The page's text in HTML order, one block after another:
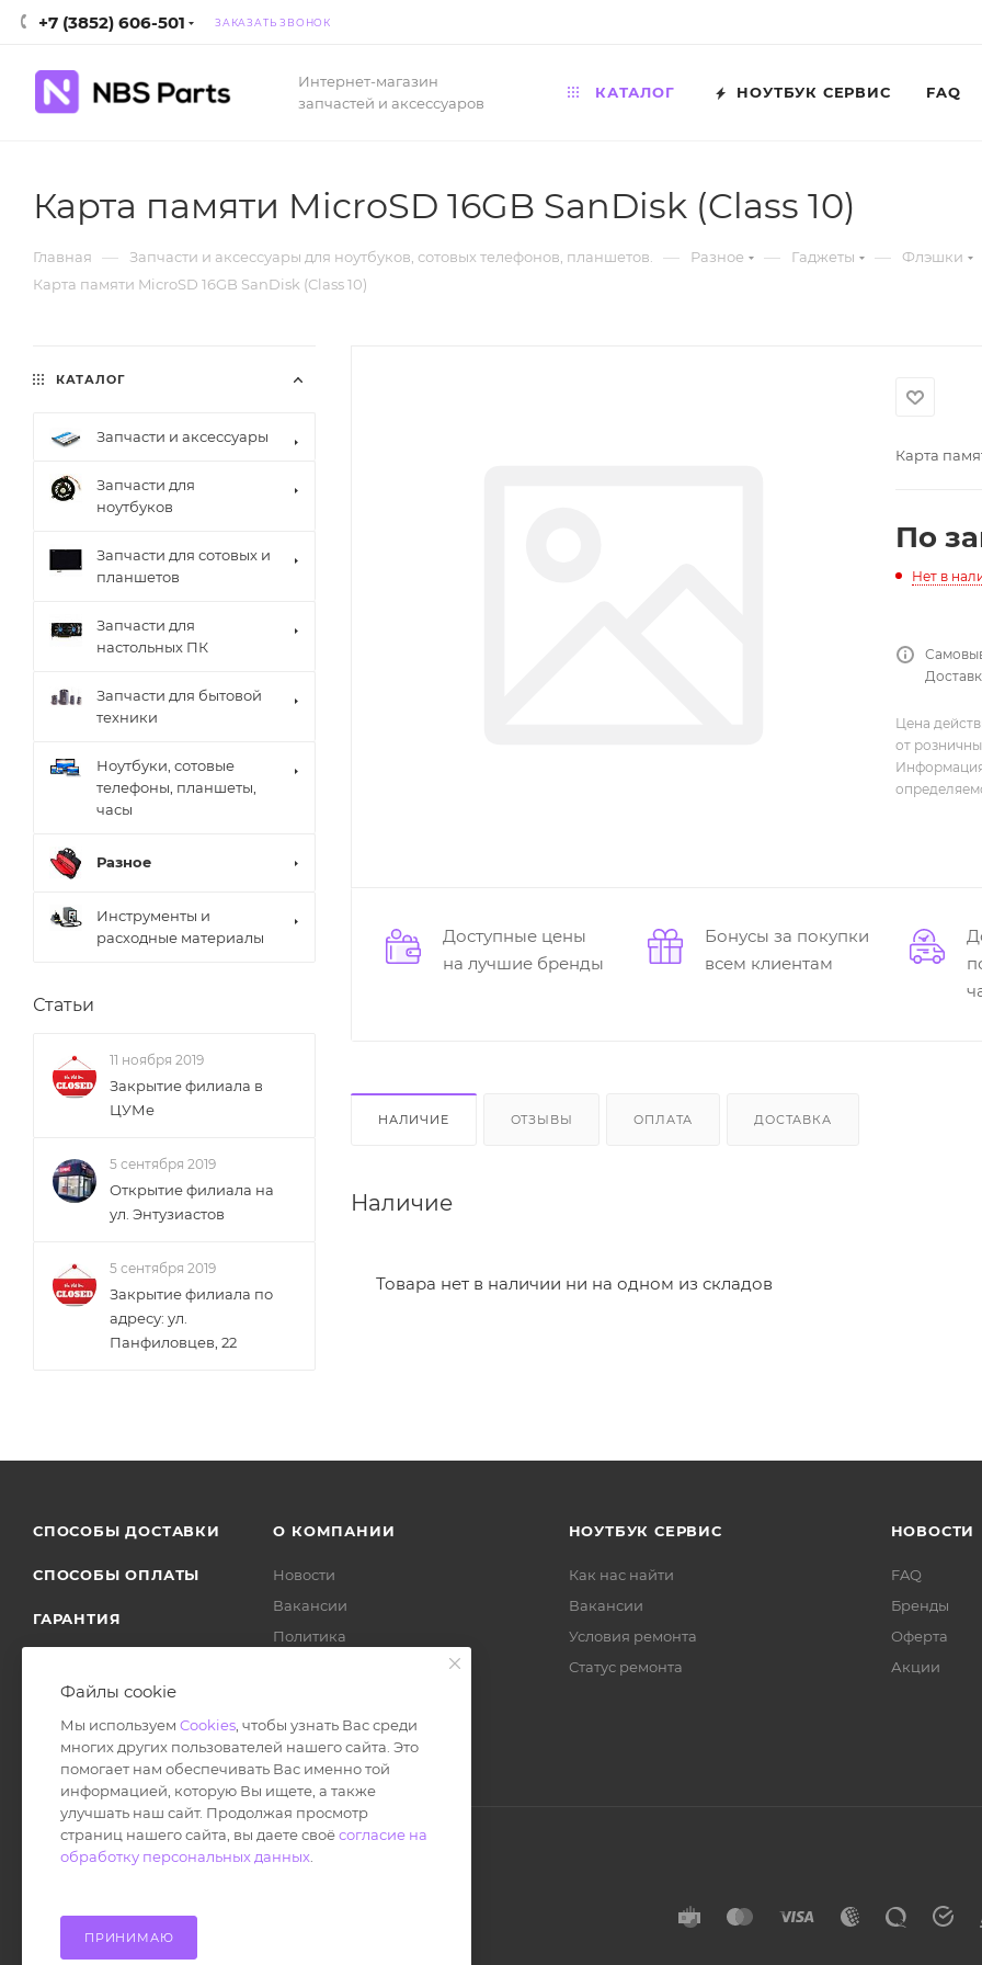
+7 (3852) 606-501 ЗАКАЗАТЬ ЗВОНОК
Интернет-магазин
запчастей и аксессуаров
КАТАЛОГ НОУТБУК СЕРВИС FAQ
Карта памяти MicroSD 16GB SanDisk (Class 10)
Главная — Запчасти и аксессуары для ноутбуков, сотовых телефонов, планшетов. — Разное — Гаджеты — Флэшки
Карта памяти MicroSD 16GB SanDisk (Class 10)
Карта
По
Нет в
Цена
от
Доступные цены
на лучшие бренды
Бонусы за покупки
всем клиентам
НАЛИЧИЕ ОТЗЫВЫ ОПЛАТА ДОСТАВКА
Наличие
Товара нет в наличии ни на одном из складов
КАТАЛОГ
Запчасти и аксессуары
Запчасти для
ноутбуков
Запчасти для сотовых и
планшетов
Запчасти для
настольных ПК
Запчасти для бытовой
техники
Ноутбуки, сотовые
телефоны, планшеты,
часы
Разное
Инструменты и
расходные материалы
Статьи
11 ноября 2019
Закрытие филиала в
ЦУМе
5 сентября 2019
Открытие филиала на
ул. Энтузиастов
5 сентября 2019
Закрытие филиала по
адресу: ул.
Панфиловцев, 22
СПОСОБЫ ДОСТАВКИ
СПОСОБЫ ОПЛАТЫ
ГАРАНТИЯ
О КОМПАНИИ
Новости
Вакансии
Политика
НОУТБУК СЕРВИС
Как нас найти
Вакансии
Условия ремонта
Статус ремонта
НОВОСТИ
FAQ
Бренды
Оферта
Акции
Файлы cookie
Мы используем Cookies , чтобы узнать Вас среди
многих других пользователей нашего сайта. Это
помогает нам обеспечивать Вас именно той
информацией, которую Вы ищете, а также
улучшать наш сайт. Продолжая просмотр
страниц нашего сайта, вы даете своёсогласие на
обработку персональных данных
ПРИНИМАЮ